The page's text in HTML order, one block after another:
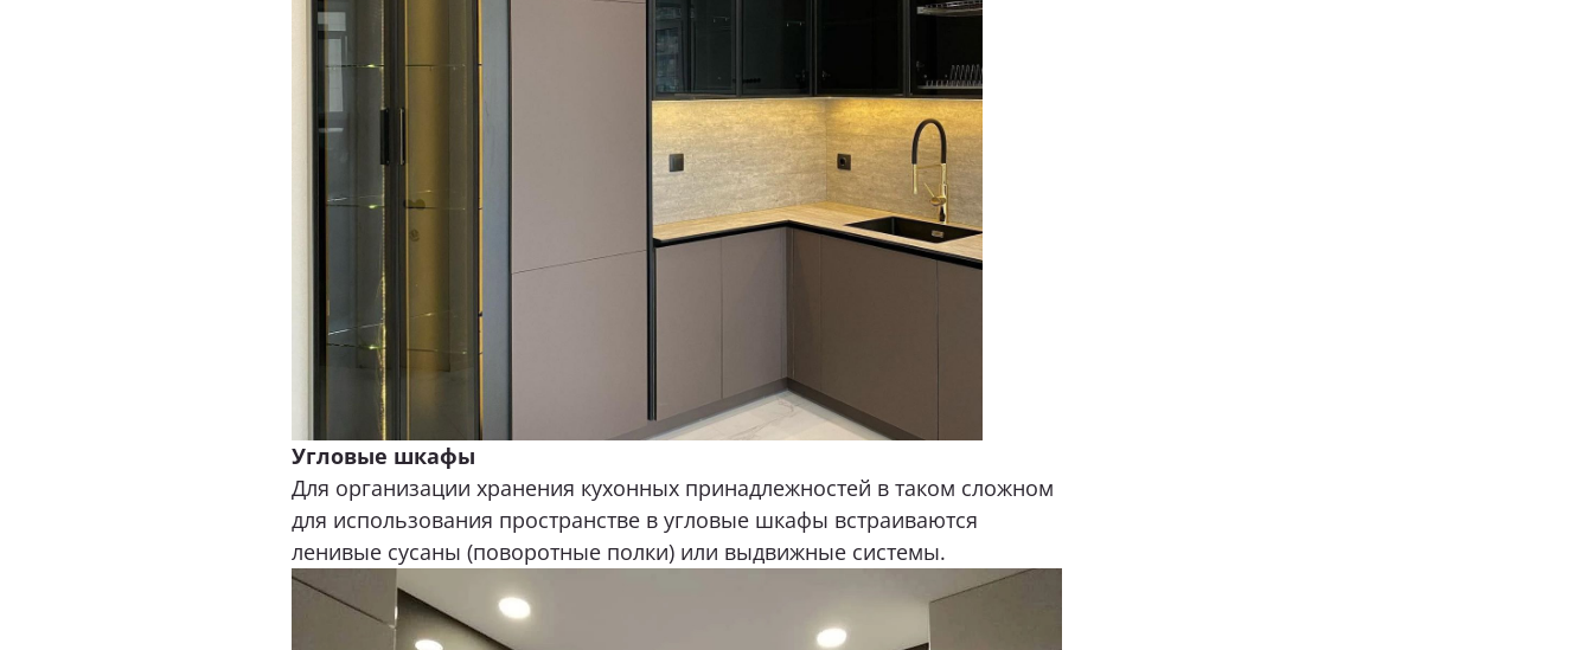
Угловые шкафы
Для организации хранения кухонных принадлежностей в таком сложном
для использования пространстве в угловые шкафы встраиваются
ленивые сусаны (поворотные полки) или выдвижные системы.